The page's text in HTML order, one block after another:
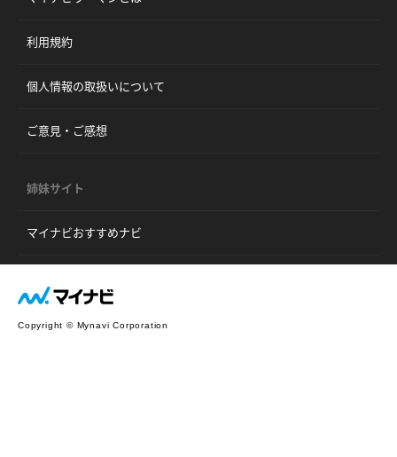
利用規約
個人情報の取扱いについて
ご意見・ご感想
姉妹サイト
マイナビおすすめナビ
Copyright © Mynavi Corporation